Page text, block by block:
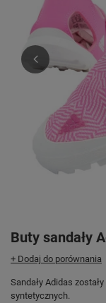
Buty sandały
+ Dodaj do porównania
Sandały Adidas
syntetycznych.